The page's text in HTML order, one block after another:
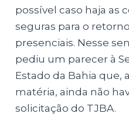
possível caso haja as
seguras para o
presenciais. Nesse
pediu um parecer à
Estado da Bahia que,
matéria, ainda não
solicitação do TJBA.